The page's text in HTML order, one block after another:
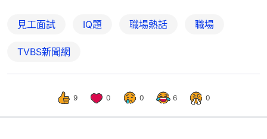
見工面試 IQ題 職場熱話 職場
TVBS新聞網
9 0 0 6 0